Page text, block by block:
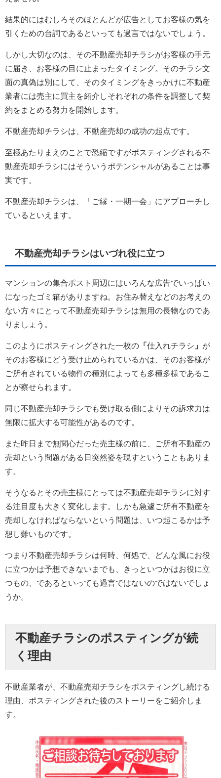
×
東京本社 0120-900-881
結果的にはむしろそのほとんどが広告としてお客様の気を
引くための台詞であるといっても過言ではないでしょう。
しかし大切なのは、その不動産売却チラシがお客様の手元
に届き、お客様の目に止まったタイミング。そのチラシ文
面の真偽は別にして、そのタイミングをきっかけに不動産
業者には売主に買主を紹介しそれぞれの条件を調整して契
約をまとめる努力を開始します。
不動産売却チラシは、不動産売却の成功の起点です。
至極あたりまえのことで恐縮ですがポスティングされる不
動産売却チラシにはそういうポテンシャルがあることは事
実です。
不動産売却チラシは、「ご縁・一期一会」にアプローチし
ているといえます。
不動産売却チラシはいづれ役に立つ
マンションの集合ポスト周辺にはいろんな広告でいっぱい
になったゴミ箱がありますね。お住み替えなどのお考えの
ない方々にとって不動産売却チラシは無用の長物なのであ
りましょう。
このようにポスティングされた一枚の 「 仕入れチラシ 」 が
そのお客様にどう受け止められているかは、そのお客様が
ご所有されている物件の種別によっても多種多様であるこ
とが察せられます。
同じ不動産売却チラシでも受け取る側によりその訴求力は
無限に拡大する可能性があるのです。
また昨日まで無関心だった売主様の前に、ご所有不動産の
売却という問題がある日突然姿を現すということもありま
す。
そうなるとその売主様にとっては不動産売却チラシに対す
る注目度も大きく変化します。しかも急遽ご所有不動産を
売却しなければならないという問題は、いつ起こるかは予
想し難いものです。
つまり不動産売却チラシは何時、何処で、どんな風にお役
に立つかは予想できないまでも、きっといつかはお役に立
つもの、であるといっても過言ではないのではないでしょ
うか。
不動産チラシのポスティングが続
く理由
不動産業者が、不動産売却チラシをポスティングし続ける
理由、ポスティングされた後のストーリーをご紹介しま
す。